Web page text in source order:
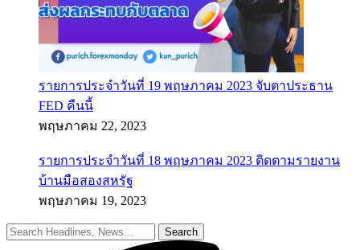
รายการประจำวันที่ 19 พฤษภาคม 2023 จับตาประธาน
FED คืนนี้
พฤษภาคม 22, 2023
รายการประจำวันที่ 18 พฤษภาคม 2023 ติดตามรายงาน
บ้านมือสองสหรัฐ
พฤษภาคม 19, 2023